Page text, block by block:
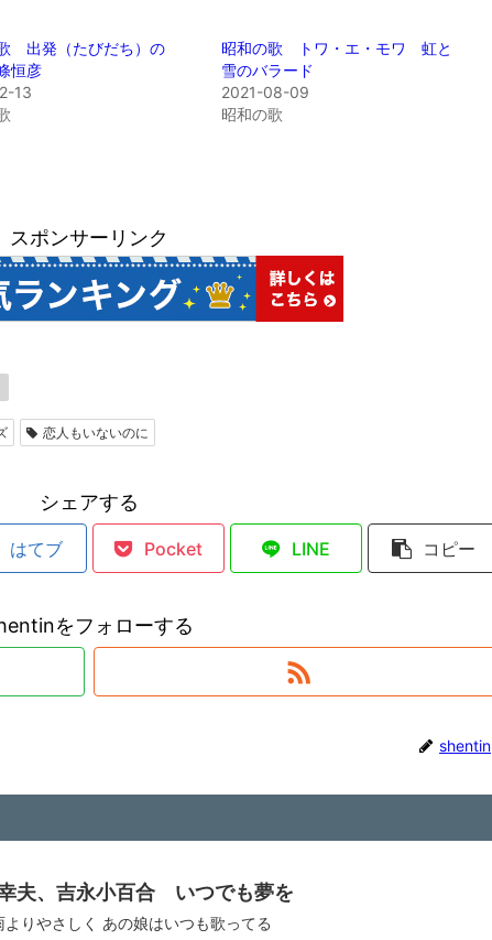
出発（たびだち）の
恒彦
13
昭和の歌 トワ・エ・モワ 虹と
雪のバラード
2021-08-09
昭和の歌
スポンサーリンク
恋人もいないのに
シェアする
はてブ Pocket LINE コピー
をフォローする
shentin
夫、吉永小百合 いつでも夢を
りやさしく あの娘はいつも歌ってる